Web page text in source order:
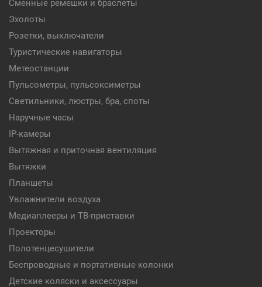
Сменные ремешки и браслеты
Эхолоты
Розетки, выключатели
Туристические навигаторы
Метеостанции
Пульсометры, пульсоксиметры
Светильники, люстры, бра, споты
Наручные часы
IP-камеры
Вытяжная и приточная вентиляция
Вытяжки
Планшеты
Увлажнители воздуха
Медиаплееры и ТВ-приставки
Проекторы
Полотенцесушители
Беспроводные и портативные колонки
Детские коляски и аксессуары